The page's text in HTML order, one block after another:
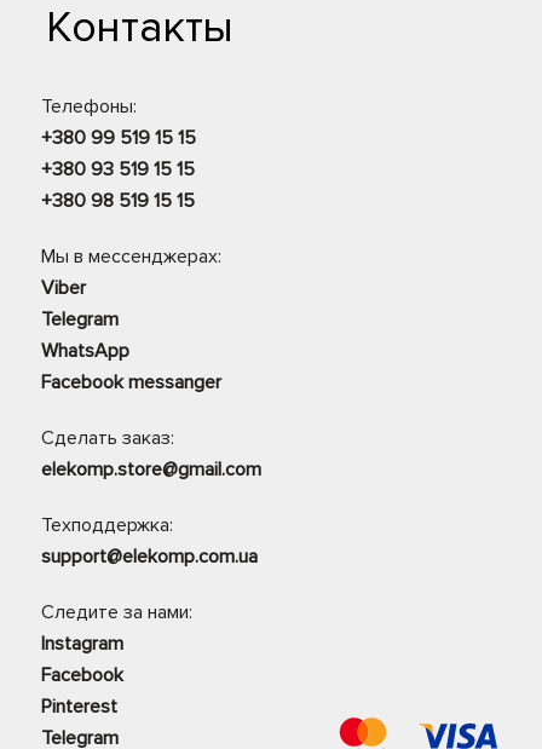
Контакты
Телефоны:
+380 99 519 15 15
+380 93 519 15 15
+380 98 519 15 15
Мы в мессенджерах:
Viber
Telegram
WhatsApp
Facebook messanger
Сделать заказ:
elekomp.store@gmail.com
Техподдержка:
support@elekomp.com.ua
Следите за нами:
Instagram
Facebook
Pinterest
Telegram